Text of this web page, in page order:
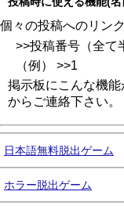
個々の投稿へのリンク
>>投稿番号（全て
（例） >>1
掲示板にこんな機
からご連絡下さい。
日本語無料脱出ゲーム
ホラー脱出ゲーム